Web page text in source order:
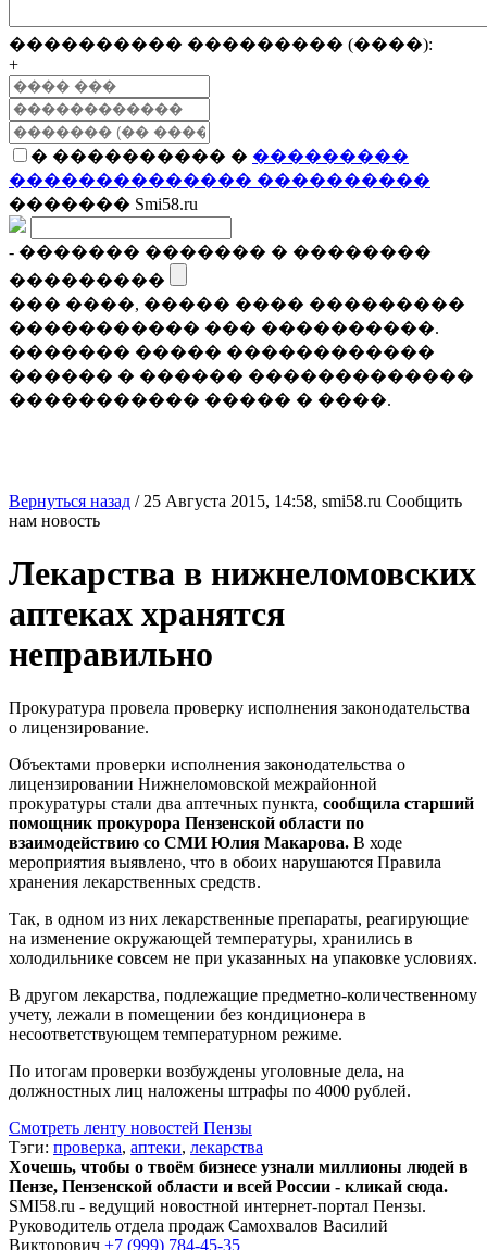
���������� ��������� (����):
+
� ���������� � ���������
�������������� ����������
������� Smi58.ru
- ������� ������� � ��������
���������
��� ����, ����� ���� ���������
����������� ��� ����������.
������� ����� ������������
������ � ������ �������������
����������� ����� � ����.
Вернуться назад / 25 Августа 2015, 14:58, smi58.ru Сообщить
нам новость
Лекарства в нижнеломовских
аптеках хранятся
неправильно
Прокуратура провела проверку исполнения законодательства
о лицензирование.
Объектами проверки исполнения законодательства о
лицензировании Нижнеломовской межрайонной
прокуратуры стали два аптечных пункта, сообщила старший
помощник прокурора Пензенской области по
взаимодействию со СМИ Юлия Макарова. В ходе
мероприятия выявлено, что в обоих нарушаются Правила
хранения лекарственных средств.
Так, в одном из них лекарственные препараты, реагирующие
на изменение окружающей температуры, хранились в
холодильнике совсем не при указанных на упаковке условиях.
В другом лекарства, подлежащие предметно-количественному
учету, лежали в помещении без кондиционера в
несоответствующем температурном режиме.
По итогам проверки возбуждены уголовные дела, на
должностных лиц наложены штрафы по 4000 рублей.
Смотреть ленту новостей Пензы
Тэги: проверка, аптеки, лекарства
Хочешь, чтобы о твоём бизнесе узнали миллионы людей в
Пензе, Пензенской области и всей России - кликай сюда.
SMI58.ru - ведущий новостной интернет-портал Пензы.
Руководитель отдела продаж Самохвалов Василий
Викторович +7 (999) 784-45-35